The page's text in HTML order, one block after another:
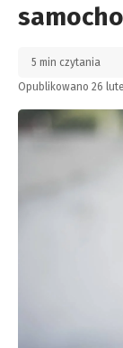
Opublikowano 26
5 min czytania